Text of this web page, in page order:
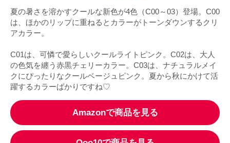
夏の暑さを溶かすクールな新色が4色（C00～03）登場。C00
は、ほかのリップに重ねるとカラーがトーンダウンするクリ
アカラー。
C01は、可憐で愛らしいクールライトピンク。C02は、大人
の色気を纏う赤黒チェリーカラー。C03は、ナチュラルメイ
クにぴったりなクールベージュピンク。夏から秋にかけて活
躍するカラーばかりですね♡
Amazonで商品を見る